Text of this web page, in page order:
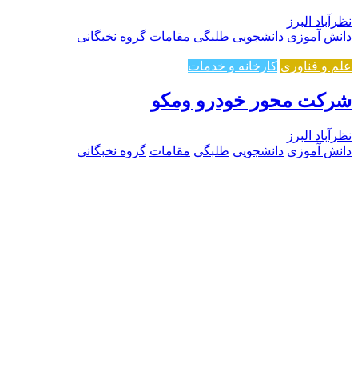
نظرآباد البرز
دانش آموزی دانشجویی طلبگی مقامات گروه نخبگانی
علم و فناوری کارخانه و خدمات
شرکت محور خودرو ومکو
نظرآباد البرز
دانش آموزی دانشجویی طلبگی مقامات گروه نخبگانی